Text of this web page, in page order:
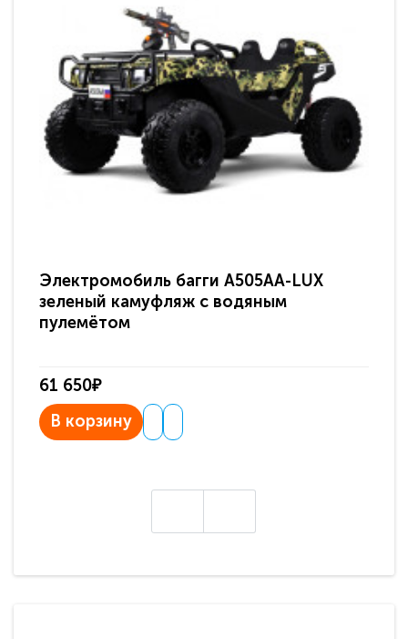
Электромобиль багги A505AA-LUX
зеленый камуфляж с водяным
пулемётом
61 650₽
В корзину